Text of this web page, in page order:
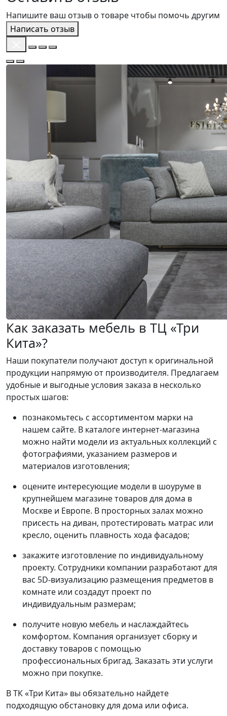
Напишите ваш отзыв о товаре чтобы помочь другим
Написать отзыв
Как заказать мебель в ТЦ «Три
Кита»?
Наши покупатели получают доступ к оригинальной
продукции напрямую от производителя. Предлагаем
удобные и выгодные условия заказа в несколько
простых шагов:
познакомьтесь с ассортиментом марки на
нашем сайте. В каталоге интернет-магазина
можно найти модели из актуальных коллекций с
фотографиями, указанием размеров и
материалов изготовления;
оцените интересующие модели в шоуруме в
крупнейшем магазине товаров для дома в
Москве и Европе. В просторных залах можно
присесть на диван, протестировать матрас или
кресло, оценить плавность хода фасадов;
закажите изготовление по индивидуальному
проекту. Сотрудники компании разработают для
вас 5D-визуализацию размещения предметов в
комнате или создадут проект по
индивидуальным размерам;
получите новую мебель и наслаждайтесь
комфортом. Компания организует сборку и
доставку товаров с помощью
профессиональных бригад. Заказать эти услуги
можно при покупке.
В ТК «Три Кита» вы обязательно найдете
подходящую обстановку для дома или офиса.